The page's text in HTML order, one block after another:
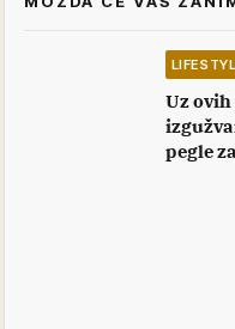
Uz
pegle